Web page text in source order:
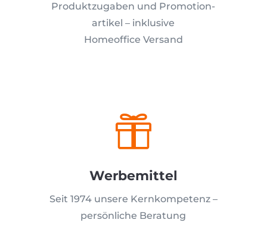
Produktzugaben und Promotion-
artikel – inklusive
Homeoffice Versand

Werbemittel
Seit 1974 unsere Kernkompetenz –
persönliche Beratung